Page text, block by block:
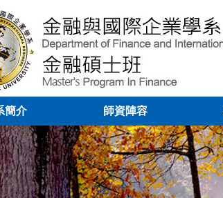
簡介 師資陣容